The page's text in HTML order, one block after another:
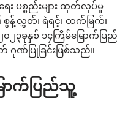
ပစ္စည်းများ ထုတ်လုပ်မှု
လွှတ်၊ ရဲရင့်၊ ထက်မြက်၊
၃ခုနှစ် ၁၄ကြိမ်မြောက်ပြည်
ဏ်ပြုခြင်းဖြစ်သည်။
ောက်ပြည်သူ့